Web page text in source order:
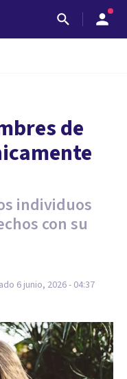
de
individuos
con su
6 junio, 2026 - 04:37